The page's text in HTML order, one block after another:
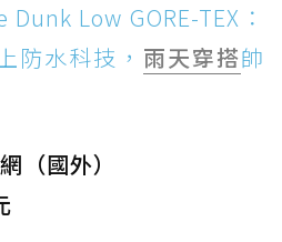
Low GORE-TEX：
防水科技， 雨天穿搭帥
（國外）